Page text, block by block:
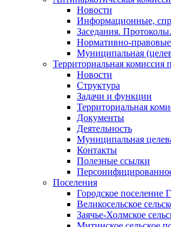
Новости
Информационные,
Заседания.
Нормативно-
Муниципальная
Территориальная комиссия
Новости
Структура
Задачи и функции
Территориальная
Документы
Деятельность
Муниципальная
Контакты
Полезные ссылки
Поселения
Городское поселение
Великосельское
Заячье-Холмское